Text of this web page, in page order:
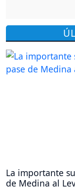
La importante
de Medina al